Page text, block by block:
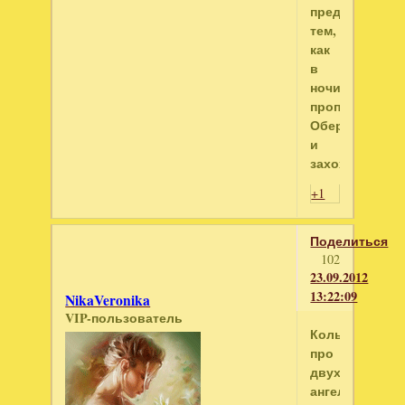
пред
тем,
как
в
ночи
пропал,
Обернулся
и
захохотал.
+1
Поделиться
102
23.09.2012
13:22:09
NikaVeronika
VIP-пользователь
Колыбельная
про
двух
ангелов